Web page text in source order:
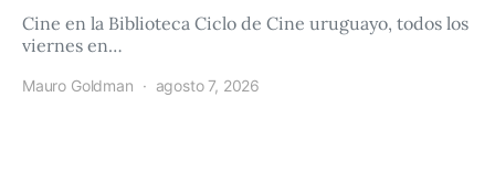
Cine en la Biblioteca Ciclo de Cine uruguayo, todos los
viernes en…
Mauro Goldman agosto 7, 2026